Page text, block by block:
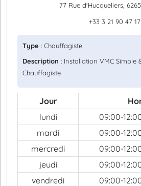
77 Rue d'Hucqueliers,
+33 3 21 90 47 17
Type : Chauffagiste
Description : Installation VMC Simple
Chauffagiste
Jour
lundi
09:00-
mardi
09:00-
mercredi
09:00-
jeudi
09:00-
vendredi
09:00-